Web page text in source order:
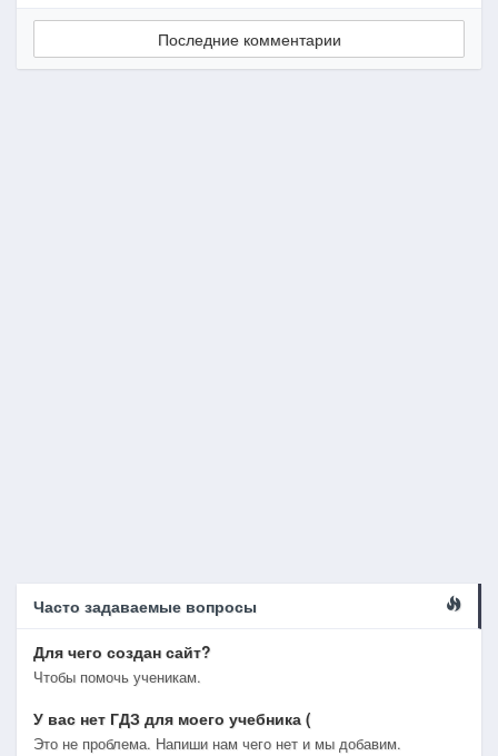
Последние комментарии
Часто задаваемые вопросы
Для чего создан сайт?
Чтобы помочь ученикам.
У вас нет ГДЗ для моего учебника (
Это не проблема. Напиши нам чего нет и мы добавим.